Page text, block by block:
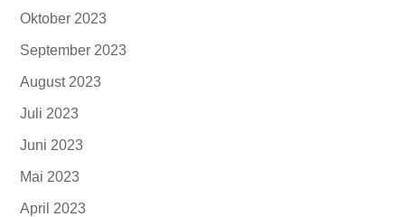
Oktober 2023
September 2023
August 2023
Juli 2023
Juni 2023
Mai 2023
April 2023